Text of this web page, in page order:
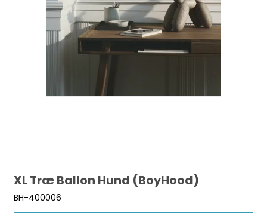
XL Træ Ballon Hund (BoyHood)
BH-400006